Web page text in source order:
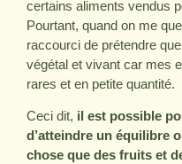
certains aliments vendus
Pourtant, quand on me
raccourci de prétendre
végétal et vivant car mes
rares et en petite quantité.
Ceci dit, il est possible
d’atteindre un équilibre
chose que des fruits et